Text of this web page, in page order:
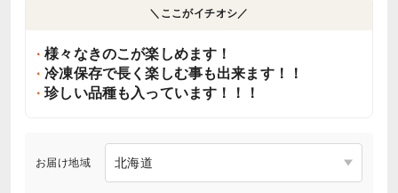
＼ここがイチオシ／
様々なきのこが楽しめます！
冷凍保存で長く楽しむ事も出来ます！！
珍しい品種も入っています！！！
お届け地域